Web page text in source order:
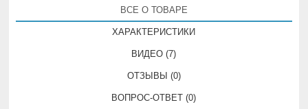
ВСЕ О ТОВАРЕ
ХАРАКТЕРИСТИКИ
ВИДЕО (7)
ОТЗЫВЫ (0)
ВОПРОС-ОТВЕТ (0)